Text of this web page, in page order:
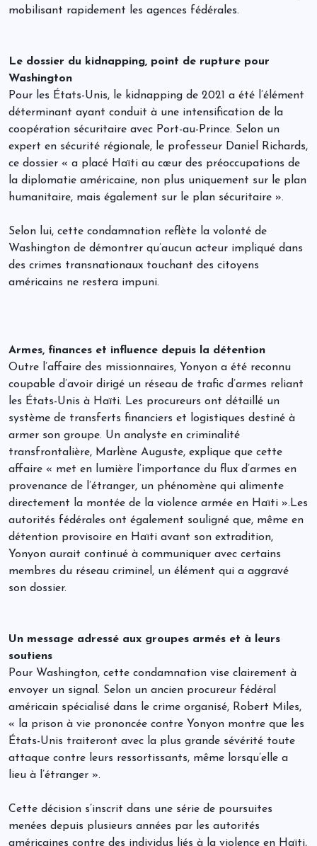
mobilisant rapidement les agences fédérales.
Le dossier du kidnapping, point de rupture pour
Washington
Pour les États-Unis, le kidnapping de 2021 a été l’élément
déterminant ayant conduit à une intensification de la
coopération sécuritaire avec Port-au-Prince. Selon un
expert en sécurité régionale, le professeur Daniel Richards,
ce dossier « a placé Haïti au cœur des préoccupations de
la diplomatie américaine, non plus uniquement sur le plan
humanitaire, mais également sur le plan sécuritaire ».
Selon lui, cette condamnation reflète la volonté de
Washington de démontrer qu’aucun acteur impliqué dans
des crimes transnationaux touchant des citoyens
américains ne restera impuni.
Armes, finances et influence depuis la détention
Outre l’affaire des missionnaires, Yonyon a été reconnu
coupable d’avoir dirigé un réseau de trafic d’armes reliant
les États-Unis à Haïti. Les procureurs ont détaillé un
système de transferts financiers et logistiques destiné à
armer son groupe. Un analyste en criminalité
transfrontalière, Marlène Auguste, explique que cette
affaire « met en lumière l’importance du flux d’armes en
provenance de l’étranger, un phénomène qui alimente
directement la montée de la violence armée en Haïti ».Les
autorités fédérales ont également souligné que, même en
détention provisoire en Haïti avant son extradition,
Yonyon aurait continué à communiquer avec certains
membres du réseau criminel, un élément qui a aggravé
son dossier.
Un message adressé aux groupes armés et à leurs
soutiens
Pour Washington, cette condamnation vise clairement à
envoyer un signal. Selon un ancien procureur fédéral
américain spécialisé dans le crime organisé, Robert Miles,
« la prison à vie prononcée contre Yonyon montre que les
États-Unis traiteront avec la plus grande sévérité toute
attaque contre leurs ressortissants, même lorsqu’elle a
lieu à l’étranger ».
Cette décision s’inscrit dans une série de poursuites
menées depuis plusieurs années par les autorités
américaines contre des individus liés à la violence en Haïti,